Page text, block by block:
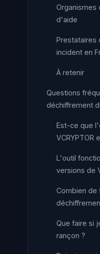
Organismes
d'aide
Prestataires
incident en
À retenir
Questions
déchiffrement
Est-ce que
VCRYPTOR
L'outil
versions de
Combien de
Que faire si
rançon ?